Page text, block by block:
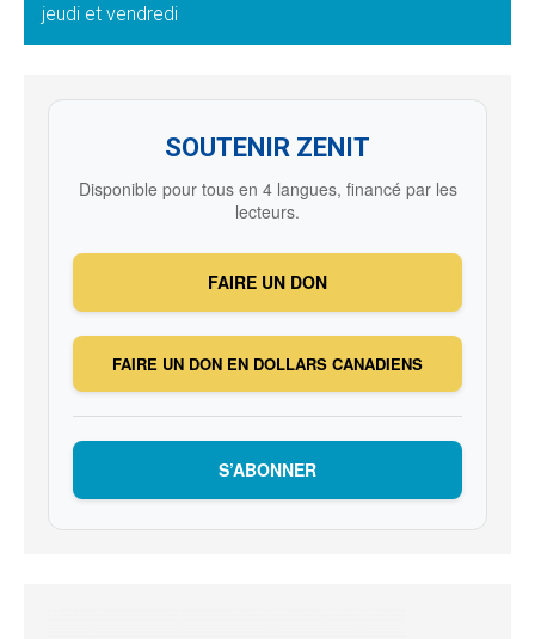
jeudi et vendredi
SOUTENIR ZENIT
Disponible pour tous en 4 langues, financé par les
lecteurs.
FAIRE UN DON
FAIRE UN DON EN DOLLARS CANADIENS
S’ABONNER